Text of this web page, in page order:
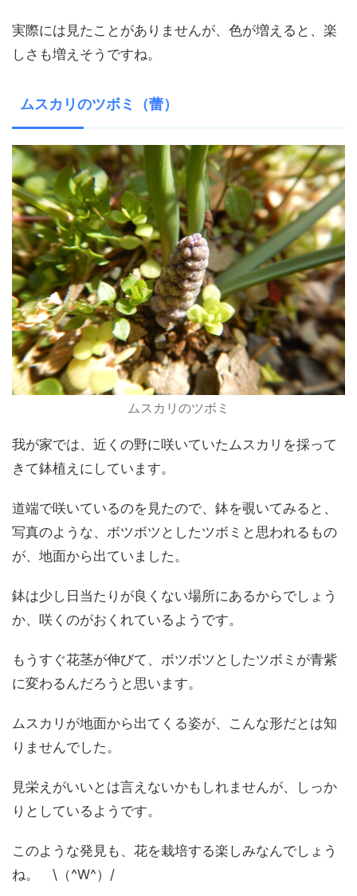
実際には見たことがありませんが、色が増えると、楽
しさも増えそうですね。
ムスカリのツボミ（蕾）
ムスカリのツボミ
我が家では、近くの野に咲いていたムスカリを採って
きて鉢植えにしています。
道端で咲いているのを見たので、鉢を覗いてみると、
写真のような、ボツボツとしたツボミと思われるもの
が、地面から出ていました。
鉢は少し日当たりが良くない場所にあるからでしょう
か、咲くのがおくれているようです。
もうすぐ花茎が伸びて、ボツボツとしたツボミが青紫
に変わるんだろうと思います。
ムスカリが地面から出てくる姿が、こんな形だとは知
りませんでした。
見栄えがいいとは言えないかもしれませんが、しっか
りとしているようです。
このような発見も、花を栽培する楽しみなんでしょう
ね。 \（^W^）/